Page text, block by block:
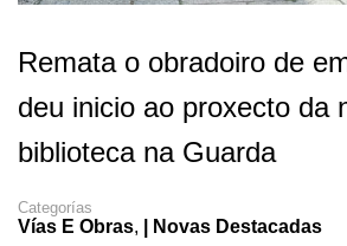
Remata o obradoiro de
deu inicio ao proxecto da
biblioteca na Guarda
Categorías
Vías E Obras, | Novas Destacadas